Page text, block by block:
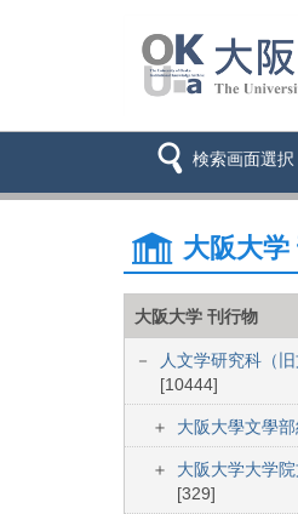
検索画面選択
大阪大学
大阪大学 刊行物
人文学研究科（旧
[10444]
大阪大學文學
大阪大学大学
[329]